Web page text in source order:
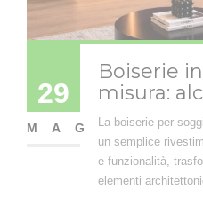
29
MAG
Boiserie
misura:
La boiserie per
un semplice
e funzionalità,
elementi